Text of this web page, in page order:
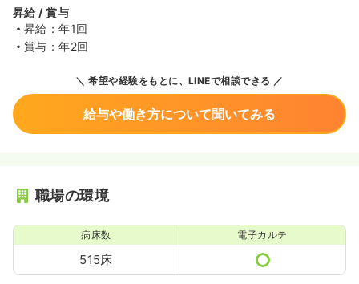
昇給 / 賞与
昇給：年1回
賞与：年2回
希望や経験をもとに、LINEで相談できる
給与や働き方について聞いてみる
職場の環境
病床数
515床
電子カルテ